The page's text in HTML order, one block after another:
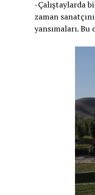
-Çalıştaylarda
zaman
yansımaları.